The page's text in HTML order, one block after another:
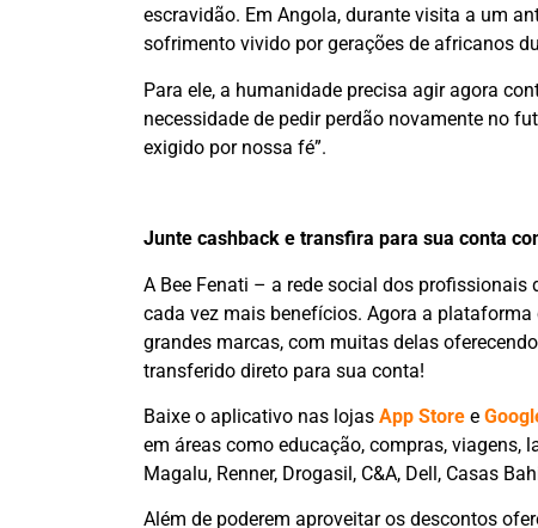
escravidão. Em Angola, durante visita a um
sofrimento vivido por gerações de africanos
Para ele, a humanidade precisa agir agora
necessidade de pedir perdão novamente no
exigido por nossa fé”.
Junte cashback e transfira para sua conta
A Bee Fenati – a rede social dos
cada vez mais benefícios. Agora a plataforma
grandes marcas, com muitas delas
transferido direto para sua conta!
Baixe o aplicativo nas lojas App Storee
em áreas como educação, compras, viagens,
Magalu, Renner, Drogasil, C&A, Dell, Casas
Além de poderem aproveitar os descontos